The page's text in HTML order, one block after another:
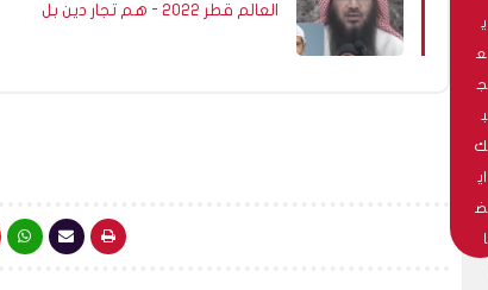
ي
ع
ج
ب
ك
اي
ض
ا
العالم قطر 2022 - هم تجار دين بل